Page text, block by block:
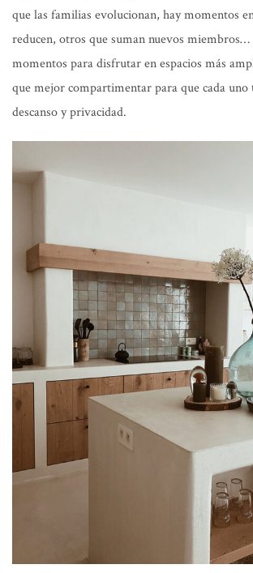
que las familias evolucionan, hay momentos
reducen, otros que suman nuevos miembros…
momentos para disfrutar en espacios más
que mejor compartimentar para que cada uno
descanso y privacidad.